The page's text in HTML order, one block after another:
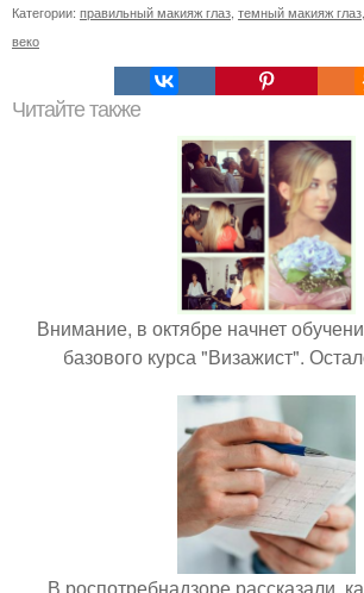
Категории: правильный макияж глаз темный макияж глаз
веко
Читайте также
Внимание, в октябре начнет
базового курса "Визажист".
В роспотребнадзоре рассказали,